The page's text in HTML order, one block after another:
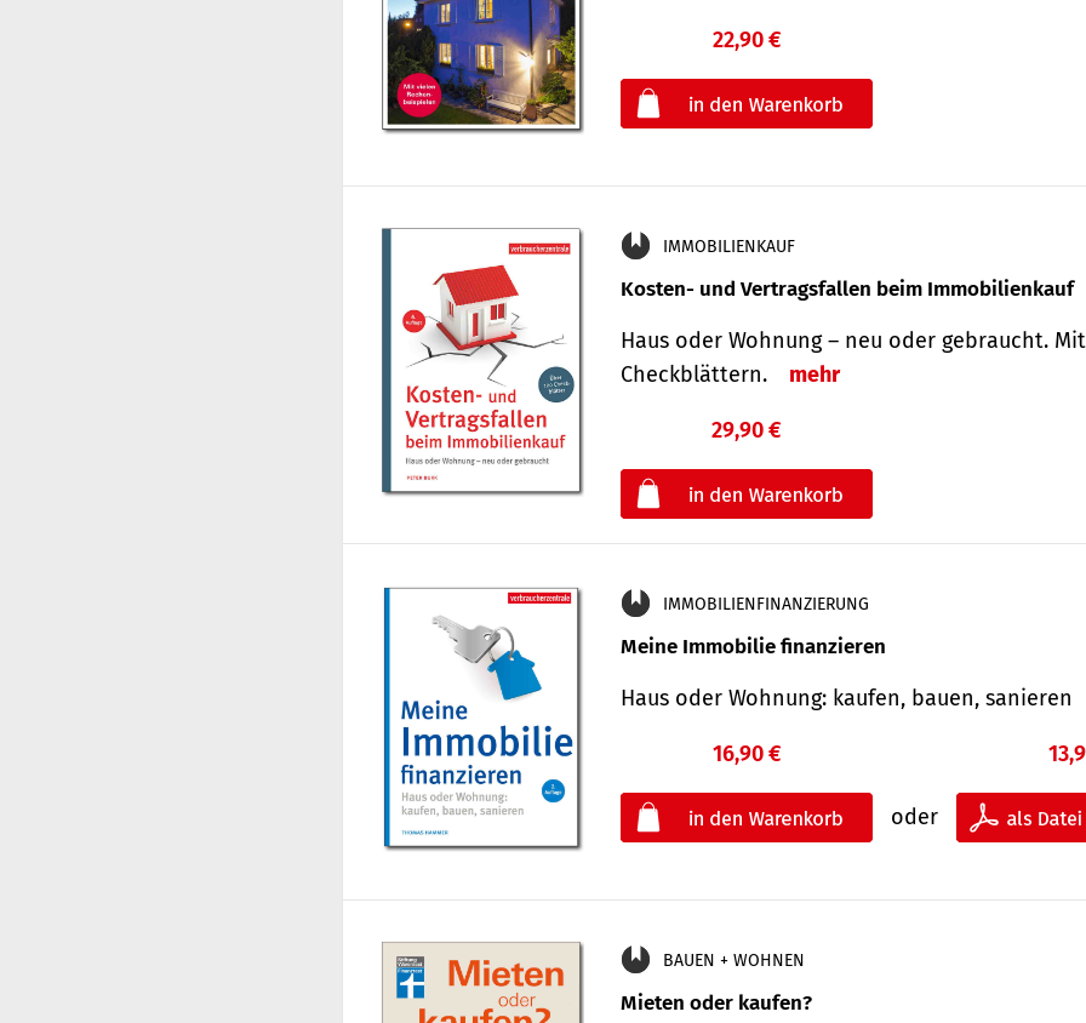
22,90 €
IMMOBILIENKAUF
Kosten- und Vertragsfallen beim Immobilienkauf
Haus oder Wohnung – neu oder gebraucht.
Check­blättern.
mehr
29,90 €
IMMOBILIENFINANZIERUNG
Meine Immobilie finanzieren
Haus oder Wohnung: kaufen, bauen, sanieren
16,90 €
oder
BAUEN + WOHNEN
Mieten oder kaufen?